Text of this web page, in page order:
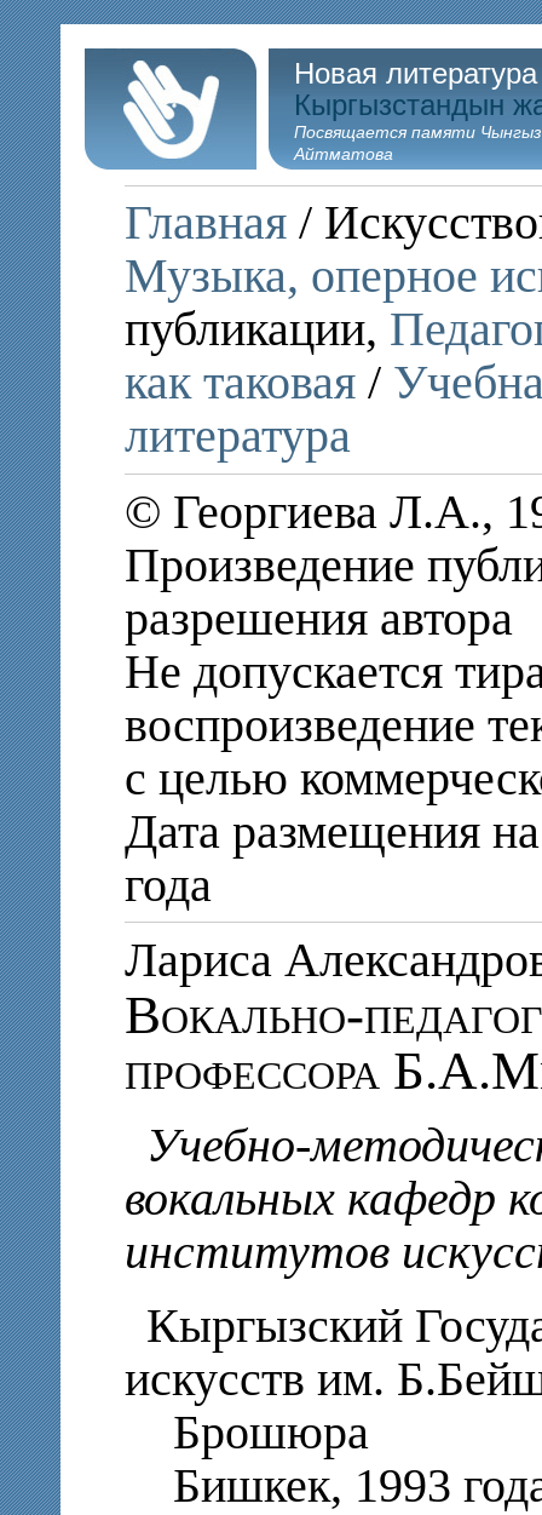
Новая
Кыргызстандын
Посвящается памяти
Айтматова
Главная /
Музыка, оперное
публикации,
как таковая /
литература
© Георгиева Л.А.,
Произведение
разрешения автора
Не допускается
воспроизведение
с целью
Дата размещения
года
Лариса
Вокально-
профессора
Учебно-
вокальных кафедр
институтов
Кыргызский
искусств им.
Брошюра
Бишкек, 1993